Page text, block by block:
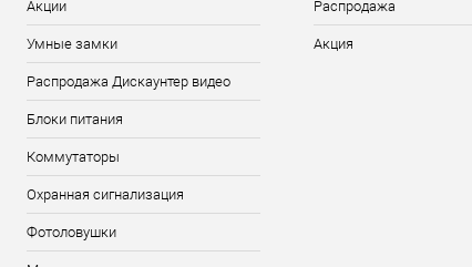
Акции
Умные замки
Распродажа Дискаунтер видео
Блоки питания
Коммутаторы
Охранная сигнализация
Фотоловушки
Распродажа
Акция